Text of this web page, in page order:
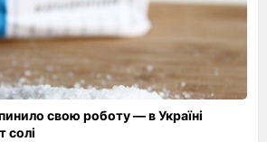
свою роботу — в Україні
солі